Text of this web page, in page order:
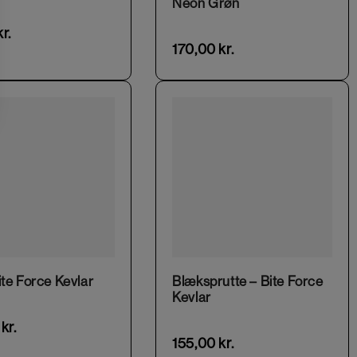
Neon Grøn
170,00 kr.
Force Kevlar
kr.
Blæksprutte – Bite Force
Kevlar
155,00 kr.